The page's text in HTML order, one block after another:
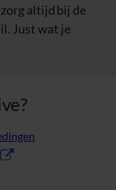
altijd bij de
Just wat je
(opent in nieuw